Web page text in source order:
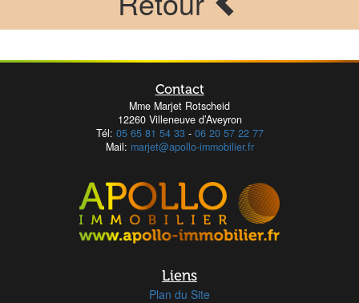
Contact
Mme Marjet Rotscheid
12260 Villeneuve d’Aveyron
Tél: 05 65 81 54 33- 06 20 57 22 77
Mail: marjet@apollo-immobilier.fr
Liens
Plan du Site